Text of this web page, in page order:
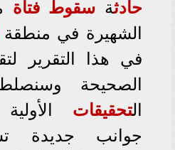
حادثة سقوط فتاة
الشهيرة في منطقة
في هذا التقرير
الصحيحة
التحقيقات
جوانب جديدة